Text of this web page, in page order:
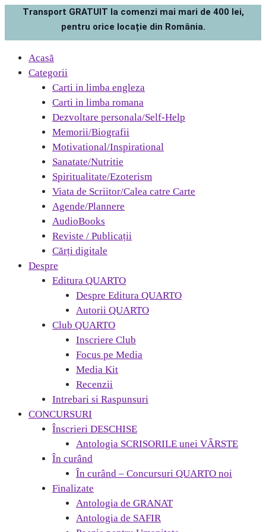
Transport GRATUIT la comenzi mai mari de 400 lei,
pentru orice locație din România.
Acasă
Categorii
Carti in limba engleza
Carti in limba romana
Dezvoltare personala/Self-Help
Memorii/Biografii
Motivational/Inspirational
Sanatate/Nutritie
Spiritualitate/Ezoterism
Viata de Scriitor/Calea catre Carte
Agende/Plannere
AudioBooks
Reviste / Publicații
Cărți digitale
Despre
Editura QUARTO
Despre Editura QUARTO
Autorii QUARTO
Club QUARTO
Inscriere Club
Focus pe Media
Media Kit
Recenzii
Intrebari si Raspunsuri
CONCURSURI
Înscrieri DESCHISE
Antologia SCRISORILE unei VÂRSTE
În curând
În curând – Concursuri QUARTO noi
Finalizate
Antologia de GRANAT
Antologia de SAFIR